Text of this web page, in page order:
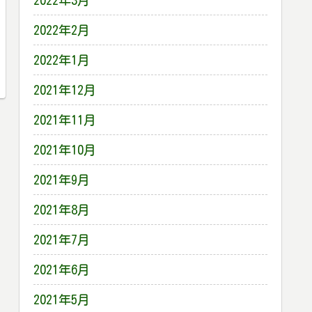
2022年2月
2022年1月
2021年12月
2021年11月
2021年10月
2021年9月
2021年8月
2021年7月
2021年6月
2021年5月